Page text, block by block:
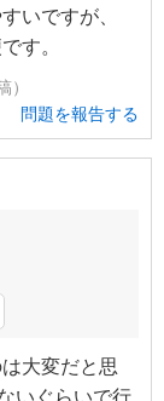
いですが、
す。
問題を報告する
大変だと思